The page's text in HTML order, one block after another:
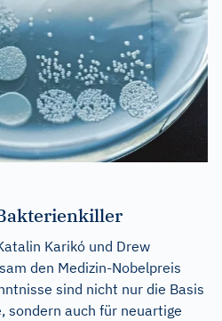
Karikó und Drew
den Medizin-Nobelpreis
sind nicht nur die Basis
sondern auch für neuartige